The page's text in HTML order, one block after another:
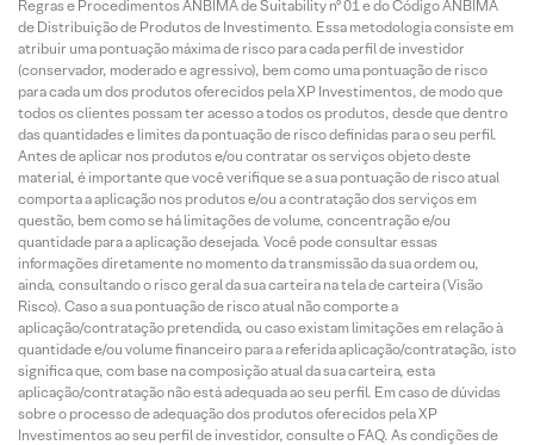
Regras e Procedimentos ANBIMA de Suitability nº 01 e do Código ANBIMA
de Distribuição de Produtos de Investimento. Essa metodologia consiste em
atribuir uma pontuação máxima de risco para cada perfil de investidor
(conservador, moderado e agressivo), bem como uma pontuação de risco
para cada um dos produtos oferecidos pela XP Investimentos, de modo que
todos os clientes possam ter acesso a todos os produtos, desde que dentro
das quantidades e limites da pontuação de risco definidas para o seu perfil.
Antes de aplicar nos produtos e/ou contratar os serviços objeto deste
material, é importante que você verifique se a sua pontuação de risco atual
comporta a aplicação nos produtos e/ou a contratação dos serviços em
questão, bem como se há limitações de volume, concentração e/ou
quantidade para a aplicação desejada. Você pode consultar essas
informações diretamente no momento da transmissão da sua ordem ou,
ainda, consultando o risco geral da sua carteira na tela de carteira (Visão
Risco). Caso a sua pontuação de risco atual não comporte a
aplicação/contratação pretendida, ou caso existam limitações em relação à
quantidade e/ou volume financeiro para a referida aplicação/contratação, isto
significa que, com base na composição atual da sua carteira, esta
aplicação/contratação não está adequada ao seu perfil. Em caso de dúvidas
sobre o processo de adequação dos produtos oferecidos pela XP
Investimentos ao seu perfil de investidor, consulte o FAQ. As condições de